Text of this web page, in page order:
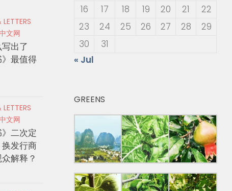
16
17 18 19 20 21
22
23
24 25 26 27 28
29
30
31
« Jul
GREENS
文网
写出了
》最值得
文网
》二次定
发行商
解释？